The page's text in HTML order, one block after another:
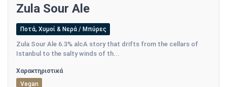
Zula Sour Ale
Ποτά, Χυμοί & Νερά / Μπύρες
Zula Sour Ale 6.3% alcA story that drifts from the cellars of
Istanbul to the salty winds of th...
Χαρακτηριστικά
Vegan